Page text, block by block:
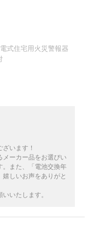
式住宅用火災警報器
います！
メーカー品をお選びい
。また、「電池交換年
しいお声をありがと
いたします。